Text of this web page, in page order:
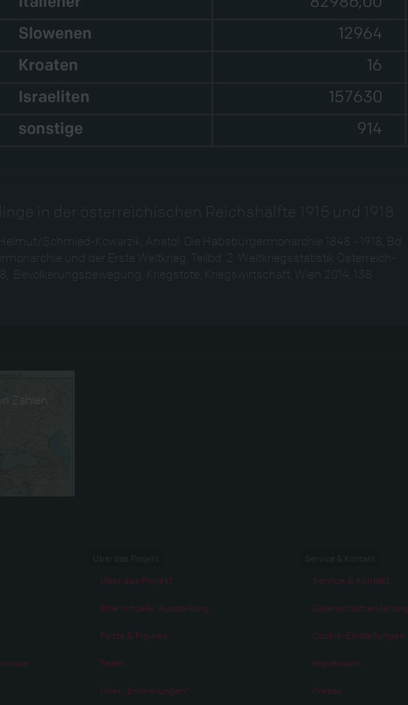
in der österreichischen Reichshälfte 1915 und 1918
Schmied-Kowarzik, Anatol: Die Habsburgermonarchie 1848 - 1918, Bd.
und der Erste Weltkrieg, Teilbd. 2: Weltkriegsstatistik Österreich-
Bevölkerungsbewegung, Kriegstote, Kriegswirtschaft, Wien 2014, 138
Zahlen
Über das Projekt
Eine virtuelle Ausstellung
Facts & Figures
Team
Über „Erinnerungen“
Service & Kontakt
Datenschutzerklärung
Cookie-Einstellungen
Impressum
Presse